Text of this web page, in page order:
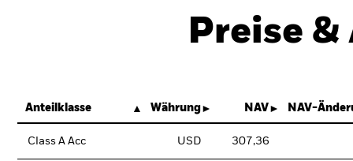
Preise
Anteilklasse Währung NAV NAV-
Class A Acc USD 307,36